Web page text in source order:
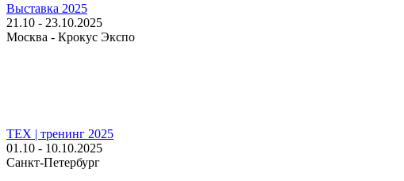
Выставка 2025
21.10 - 23.10.2025
Москва - Крокус Экспо
TEX | тренинг 2025
01.10 - 10.10.2025
Санкт-Петербург